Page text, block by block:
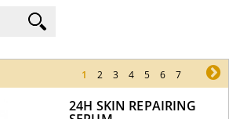
1 2 3 4 5 6 7
24H SKIN REPAIRING